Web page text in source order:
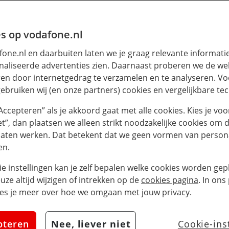
iPhone 15 Plus:
de grote broer
broer van de iPhone 15. Ben je
liever een groter scherm? Kies
leverbaar. Bekijk de nieuwste
voor een ander model uit de
op vodafone.nl
en daarbuiten laten we je graag relevante
advertenties zien. Daarnaast proberen we de
door internetgedrag te verzamelen en te analyseren.
wij (en onze partners) cookies en vergelijkbare
als je akkoord gaat met alle cookies. Kies je
dan plaatsen we alleen strikt noodzakelijke cookies om
werken. Dat betekent dat we geen vormen van
instellingen kan je zelf bepalen welke cookies worden
altijd wijzigen of intrekken op de cookies pagina. In ons
je meer over hoe we omgaan met jouw privacy.
Nee, liever niet Cookie-